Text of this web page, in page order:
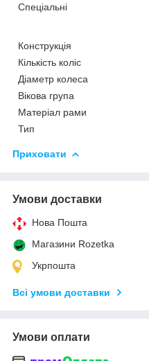
Спеціальні
Конструкція
Кількість коліс
Діаметр колеса
Вікова група
Матеріал рами
Тип
Приховати
Умови доставки
Нова Пошта
Магазини Rozetka
Укрпошта
Всі умови доставки
Умови оплати